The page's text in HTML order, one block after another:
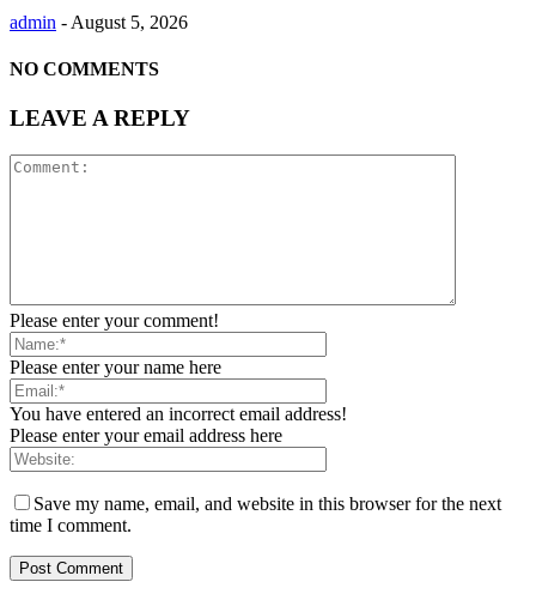
admin - August 5, 2026
NO COMMENTS
LEAVE A REPLY
Please enter your comment!
Please enter your name here
You have entered an incorrect email address!
Please enter your email address here
Save my name, email, and website in this browser for the next
time I comment.